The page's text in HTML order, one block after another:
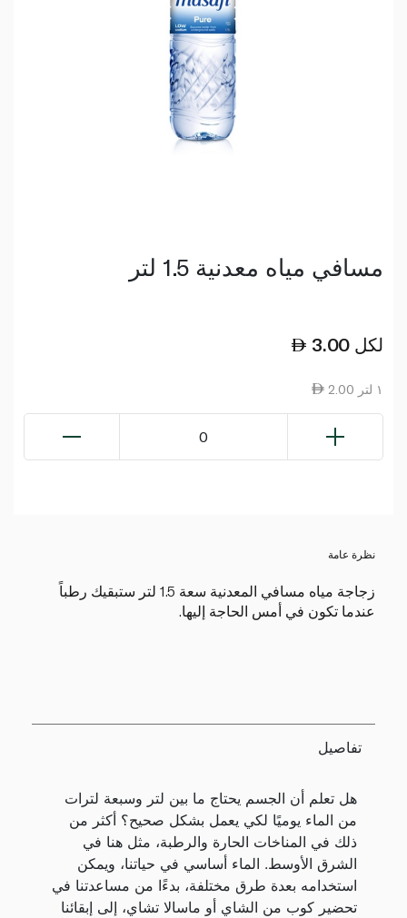
مسافي مياه معدنية 1.5 لتر
3.00 لكل
2.00 ١ لتر
0
نظرة عامة
زجاجة مياه مسافي المعدنية سعة 1.5 لتر ستبقيك رطباً
عندما تكون في أمس الحاجة إليها.
تفاصيل
هل تعلم أن الجسم يحتاج ما بين لتر وسبعة لترات
من الماء يوميًا لكي يعمل بشكل صحيح؟ أكثر من
ذلك في المناخات الحارة والرطبة، مثل هنا في
الشرق الأوسط. الماء أساسي في حياتنا، ويمكن
استخدامه بعدة طرق مختلفة، بدءًا من مساعدتنا في
تحضير كوب من الشاي أو ماسالا تشاي، إلى إبقائنا